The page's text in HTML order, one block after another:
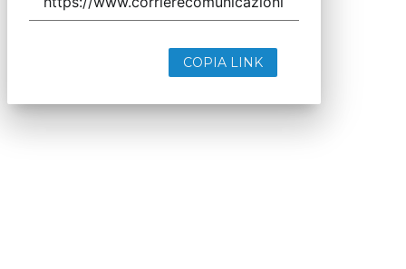
COPIA LINK